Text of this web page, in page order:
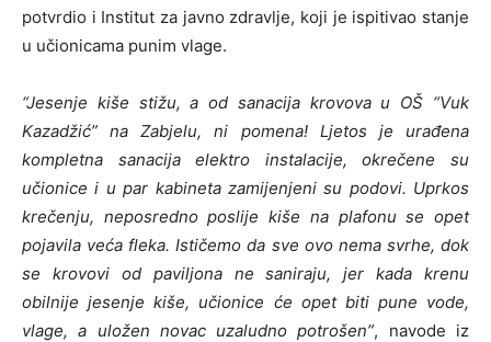
potvrdio i Institut za javno zdravlje, koji je ispitivao stanje
u učionicama punim vlage.
“Jesenje kiše stižu, a od sanacija krovova u OŠ “Vuk
Kazadžić” na Zabjelu, ni pomena! Ljetos je urađena
kompletna sanacija elektro instalacije, okrečene su
učionice i u par kabineta zamijenjeni su podovi. Uprkos
krečenju, neposredno poslije kiše na plafonu se opet
pojavila veća fleka. Ističemo da sve ovo nema svrhe, dok
se krovovi od paviljona ne saniraju, jer kada krenu
obilnije jesenje kiše, učionice će opet biti pune vode,
vlage, a uložen novac uzaludno potrošen”, navode iz